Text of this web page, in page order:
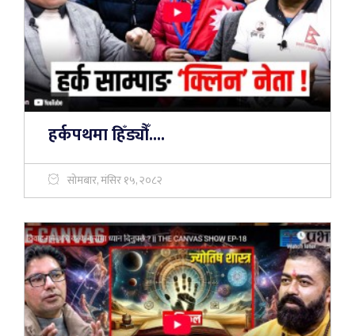
हर्कपथमा हिँड्यौँ....
सोमबार, मंसिर १५, २०८२